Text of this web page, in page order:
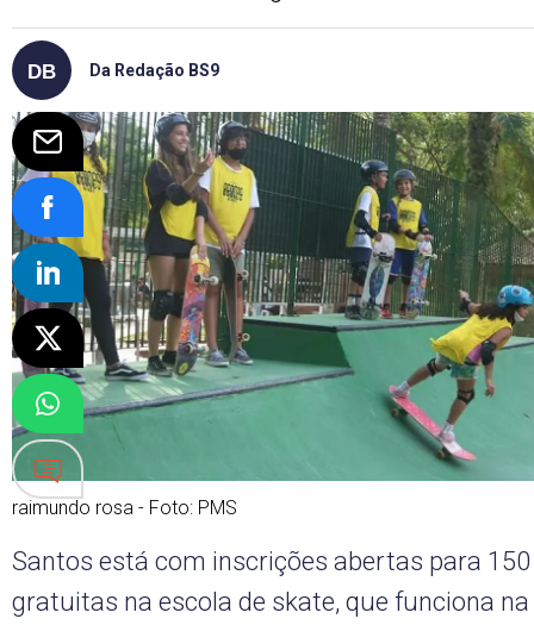
Da Redação BS9
raimundo rosa - Foto: PMS
Santos está com inscrições abertas para
gratuitas na escola de skate, que funciona